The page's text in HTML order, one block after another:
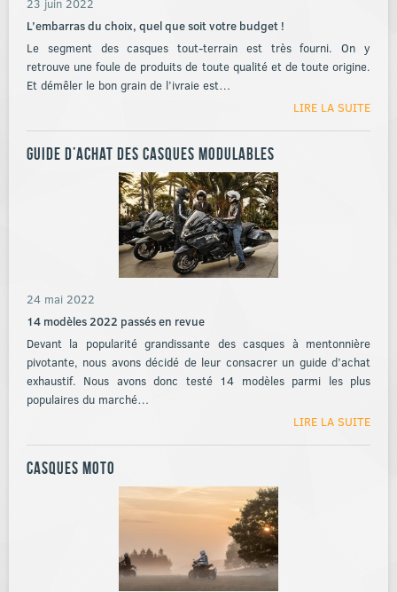
23 juin 2022
L’embarras du choix, quel que soit votre budget !
Le segment des casques tout-terrain est très fourni. On y
retrouve une foule de produits de toute qualité et de toute origine.
Et démêler le bon grain de l’ivraie est…
LIRE LA SUITE
Guide d’achat des casques modulables
24 mai 2022
14 modèles 2022 passés en revue
Devant la popularité grandissante des casques à mentonnière
pivotante, nous avons décidé de leur consacrer un guide d’achat
exhaustif. Nous avons donc testé 14 modèles parmi les plus
populaires du marché…
LIRE LA SUITE
Casques moto